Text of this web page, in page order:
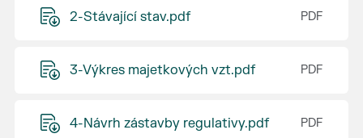
2-Stávající stav.pdf
3-Výkres majetkových vzt.pdf
4-Návrh zástavby regulativy.pdf